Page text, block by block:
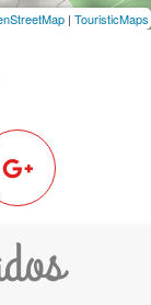
| TouristicMaps